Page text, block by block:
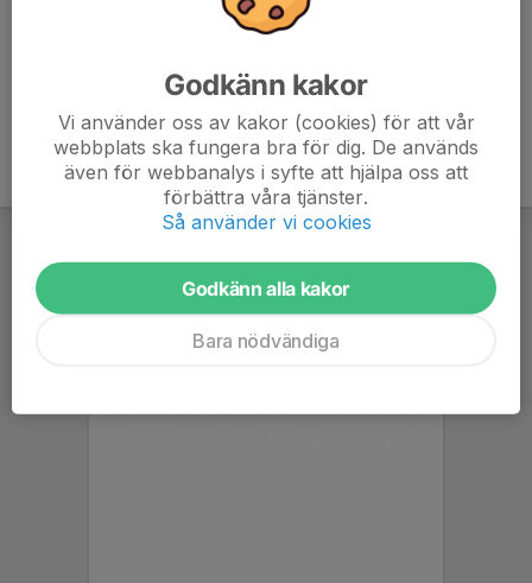
Godkänn kakor
Vi använder oss av kakor (cookies) för att vår
webbplats ska fungera bra för dig. De används
även för webbanalys i syfte att hjälpa oss att
förbättra våra tjänster.
Så använder vi cookies
Godkänn alla kakor
Bara nödvändiga